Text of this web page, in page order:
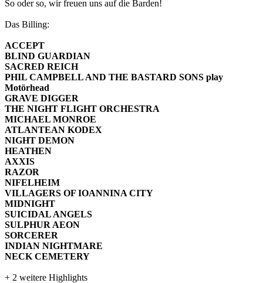
So oder so, wir freuen uns auf die Barden!
Das Billing:
ACCEPT
BLIND GUARDIAN
SACRED REICH
PHIL CAMPBELL AND THE BASTARD SONS play
Motörhead
GRAVE DIGGER
THE NIGHT FLIGHT ORCHESTRA
MICHAEL MONROE
ATLANTEAN KODEX
NIGHT DEMON
HEATHEN
AXXIS
RAZOR
NIFELHEIM
VILLAGERS OF IOANNINA CITY
MIDNIGHT
SUICIDAL ANGELS
SULPHUR AEON
SORCERER
INDIAN NIGHTMARE
NECK CEMETERY
+ 2 weitere Highlights